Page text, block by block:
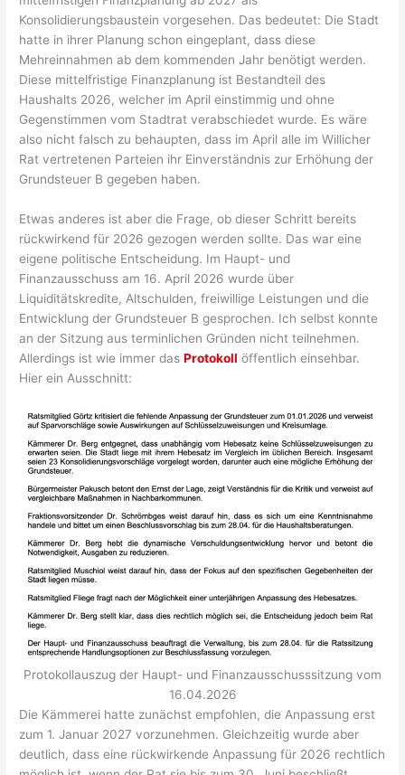
Konsolidierungsbaustein vorgesehen. Das bedeutet: Die Stadt
hatte in ihrer Planung schon eingeplant, dass diese
Mehreinnahmen ab dem kommenden Jahr benötigt werden.
Diese mittelfristige Finanzplanung ist Bestandteil des
Haushalts 2026, welcher im April einstimmig und ohne
Gegenstimmen vom Stadtrat verabschiedet wurde. Es wäre
also nicht falsch zu behaupten, dass im April alle im Willicher
Rat vertretenen Parteien ihr Einverständnis zur Erhöhung der
Grundsteuer B gegeben haben.
Etwas anderes ist aber die Frage, ob dieser Schritt bereits
rückwirkend für 2026 gezogen werden sollte. Das war eine
eigene politische Entscheidung. Im Haupt- und
Finanzausschuss am 16. April 2026 wurde über
Liquiditätskredite, Altschulden, freiwillige Leistungen und die
Entwicklung der Grundsteuer B gesprochen. Ich selbst konnte
an der Sitzung aus terminlichen Gründen nicht teilnehmen.
Allerdings ist wie immer dasProtokoll öffentlich einsehbar.
Hier ein Ausschnitt:
Protokollauszug der Haupt- und Finanzausschusssitzung vom
16.04.2026
Die Kämmerei hatte zunächst empfohlen, die Anpassung erst
zum 1. Januar 2027 vorzunehmen. Gleichzeitig wurde aber
deutlich, dass eine rückwirkende Anpassung für 2026 rechtlich